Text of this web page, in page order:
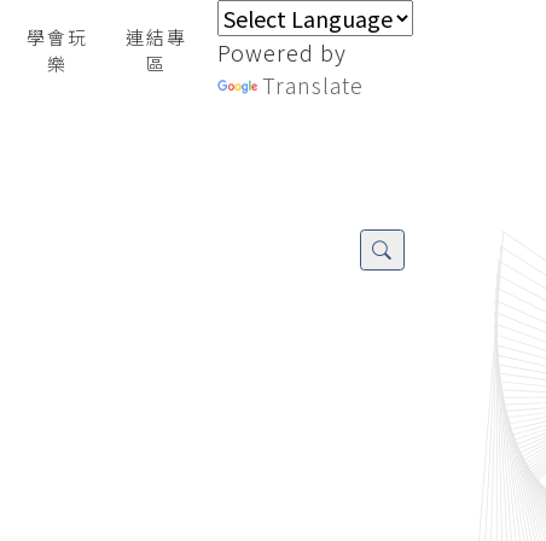
學會玩
樂
連結專
區
Powered by
Translate